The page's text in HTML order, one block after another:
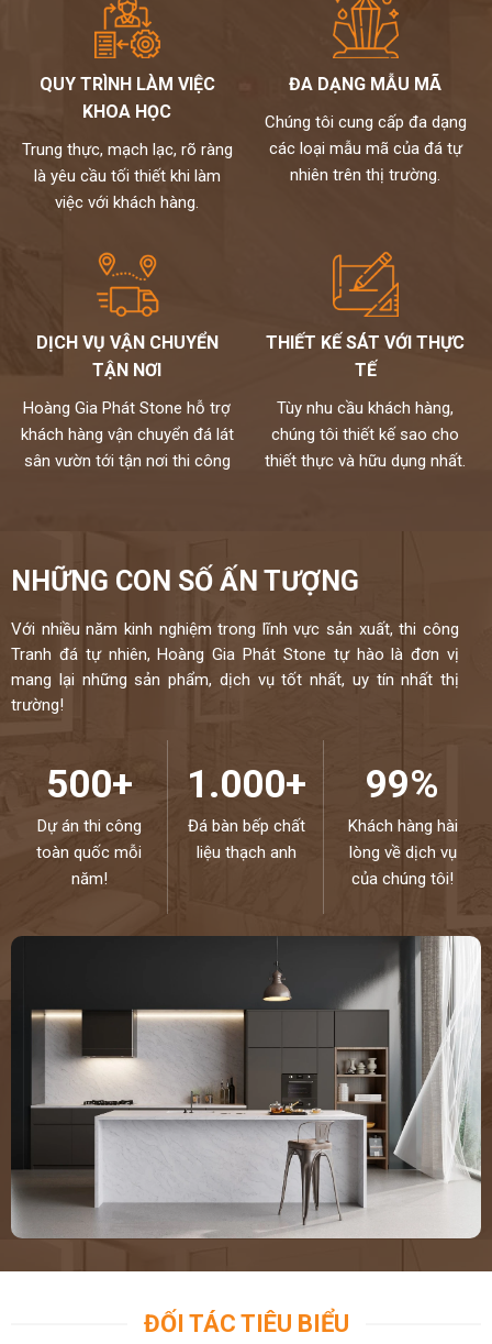
QUY TRÌNH LÀM VIỆC
KHOA HỌC
Trung thực, mạch lạc, rõ ràng
là yêu cầu tối thiết khi làm
việc với khách hàng.
ĐA DẠNG MẪU MÃ
Chúng tôi cung cấp đa dạng
các loại mẫu mã của đá tự
nhiên trên thị trường.
DỊCH VỤ VẬN CHUYỂN
TẬN NƠI
Hoàng Gia Phát Stone hỗ trợ
khách hàng vận chuyển đá lát
sân vườn tới tận nơi thi công
THIẾT KẾ SÁT VỚI THỰC
TẾ
Tùy nhu cầu khách hàng,
chúng tôi thiết kế sao cho
thiết thực và hữu dụng nhất.
NHỮNG CON SỐ ẤN TƯỢNG
Với nhiều năm kinh nghiệm trong lĩnh vực sản xuất, thi công
Tranh đá tự nhiên, Hoàng Gia Phát Stone tự hào là đơn vị
mang lại những sản phẩm, dịch vụ tốt nhất, uy tín nhất thị
trường!
500+
Dự án thi công
toàn quốc mỗi
năm!
1.000+
Đá bàn bếp chất
liệu thạch anh
99%
Khách hàng hài
lòng về dịch vụ
của chúng tôi!
ĐỐI TÁC TIÊU BIỂU